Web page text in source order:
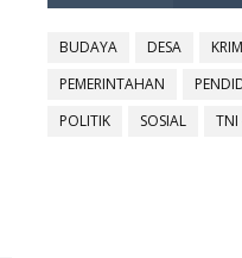
BUDAYA DESA
PEMERINTAHAN
POLITIK
SOSIAL TNI